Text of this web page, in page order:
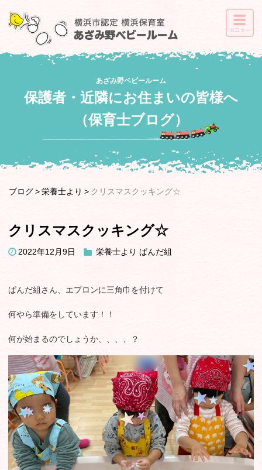
あざみ野ベビールーム
保護者・近隣にお住まいの皆様へ
（保育士ブログ）
ブログ 栄養士より クリスマスクッキング☆
クリスマスクッキング☆
2022年12月9日 栄養士より ぱんだ組
ぱんだ組さん、エプロンに三角巾を付けて
何やら準備をしています！！
何が始まるのでしょうか、、、、？